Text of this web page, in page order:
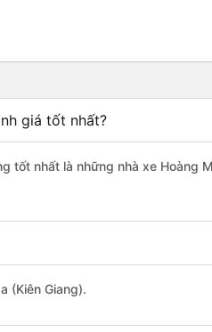
giá tốt nhất?
tốt nhất là những nhà xe Hoàng
(Kiên Giang).